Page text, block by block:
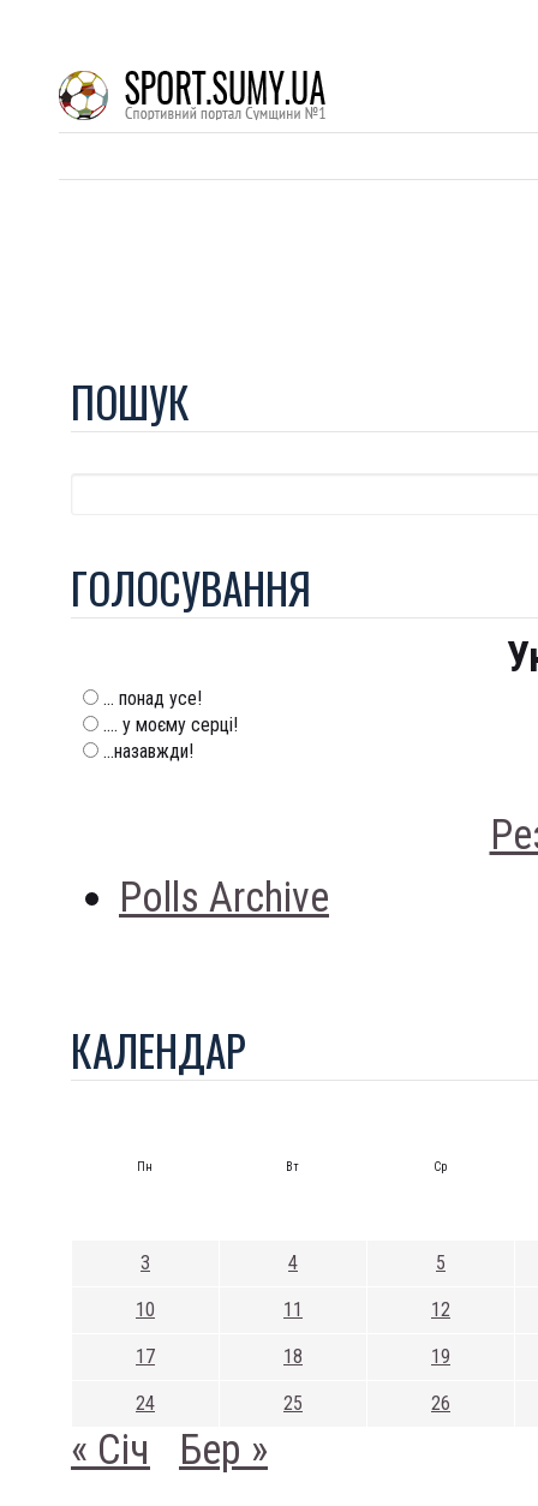
ПОШУК
ГОЛОСУВАННЯ
... понад усе!
.... у моєму серці!
...назавжди!
Polls Archive
КАЛЕНДАР
Пн Вт Ср
3 4 5
10 11 12
17 18 19
24 25 26
« Січ Бер »